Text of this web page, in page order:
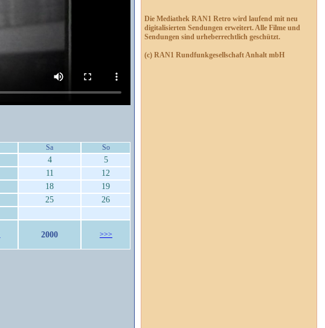
Sa So
4
5
11
12
18
19
25
26
2000 >>>
Die Mediathek RAN1 Retro wird laufend mit neu
digitalisierten Sendungen erweitert. Alle Filme und
Sendungen sind urheberrechtlich geschützt.
(c) RAN1 Rundfunkgesellschaft Anhalt mbH